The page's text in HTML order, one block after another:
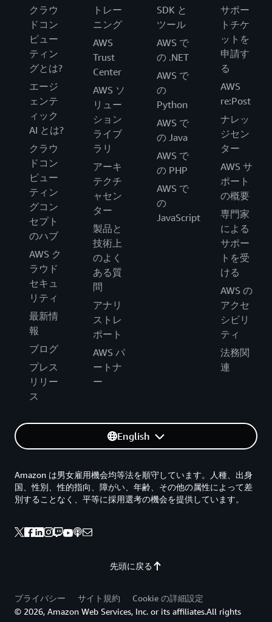
クラウ
ドコン
ピュー
ティン
グとは?
エージ
ェンテ
ィック
AI とは?
クラウ
ドコン
ピュー
ティン
グコン
セプト
のハブ
AWS ク
ラウド
セキュ
リティ
最新情
報
ブログ
プレス
リリー
ス
トレー
ニング
AWS
Trust
Center
AWS ソ
リュー
ション
ライブ
ラリ
アーキ
テクチ
ャセン
ター
製品と
技術上
のよく
ある質
問
アナリ
ストレ
ポート
AWS パ
ートナ
ー
SDK と
ツール
AWS で
の .NET
AWS で
の
Python
AWS で
の Java
AWS で
の PHP
AWS で
の
JavaScript
サポー
トチケ
ットを
申請す
る
AWS
re:Post
ナレッ
ジセン
ター
AWS サ
ポート
の概要
専門家
による
サポー
トを受
ける
AWS の
アクセ
シビリ
ティ
法務関
連
English
先頭に戻る
Amazon は男女雇用機会均等法を順守しています。人種、出身
国、性別、性的指向、障がい、年齢、その他の属性によって差
別することなく、平等に採用選考の機会を提供しています。
プライバシー サイト規約
Cookie の詳細設定
© 2026, Amazon Web Services, Inc. or its affiliates.All rights